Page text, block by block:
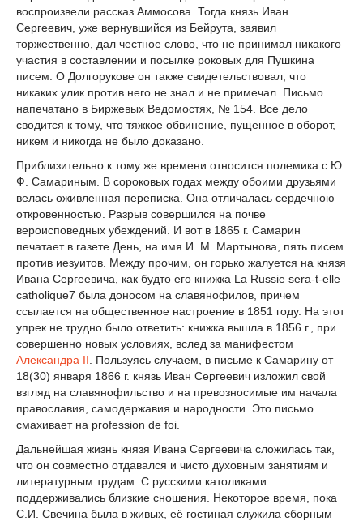
воспроизвели рассказ Аммосова. Тогда князь Иван
Сергеевич, уже вернувшийся из Бейрута, заявил
торжественно, дал честное слово, что не принимал никакого
участия в составлении и посылке роковых для Пушкина
писем. О Долгорукове он также свидетельствовал, что
никаких улик против него не знал и не примечал. Письмо
напечатано в Биржевых Ведомостях, № 154. Все дело
сводится к тому, что тяжкое обвинение, пущенное в оборот,
никем и никогда не было доказано.
Приблизительно к тому же времени относится полемика с Ю.
Ф. Самариным. В сороковых годах между обоими друзьями
велась оживленная переписка. Она отличалась сердечною
откровенностью. Разрыв совершился на почве
вероисповедных убеждений. И вот в 1865 г. Самарин
печатает в газете День, на имя И. М. Мартынова, пять писем
против иезуитов. Между прочим, он горько жалуется на князя
Ивана Сергеевича, как будто его книжка La Russie sera-t-elle
catholique7 была доносом на славянофилов, причем
ссылается на общественное настроение в 1851 году. На этот
упрек не трудно было ответить: книжка вышла в 1856 г., при
совершенно новых условиях, вслед за манифестом
Александра II . Пользуясь случаем, в письме к Самарину от
18(30) января 1866 г. князь Иван Сергеевич изложил свой
взгляд на славянофильство и на превозносимые им начала
православия, самодержавия и народности. Это письмо
смахивает на profession de foi.
Дальнейшая жизнь князя Ивана Сергеевича сложилась так,
что он совместно отдавался и чисто духовным занятиям и
литературным трудам. С русскими католиками
поддерживались близкие сношения. Некоторое время, пока
С.И. Свечина была в живых, её гостиная служила сборным